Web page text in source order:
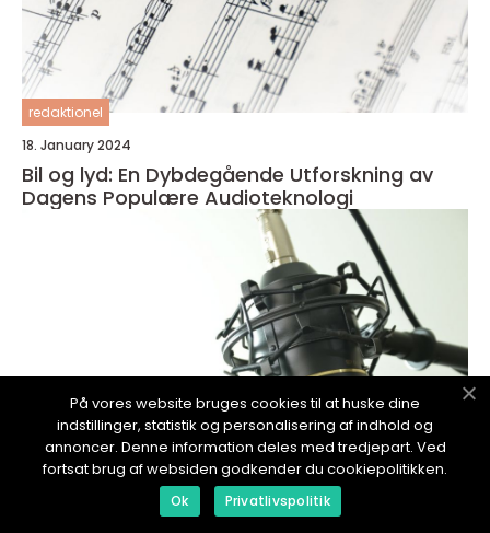
redaktionel
18. January 2024
Bil og lyd: En Dybdegående Utforskning av
Dagens Populære Audioteknologi
På vores website bruges cookies til at huske dine
indstillinger, statistik og personalisering af indhold og
annoncer. Denne information deles med tredjepart. Ved
fortsat brug af websiden godkender du cookiepolitikken.
Ok Privatlivspolitik